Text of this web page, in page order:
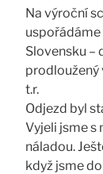
Na výroční
uspořádáme
Slovensku –
prodloužený
t.r.
Odjezd byl
Vyjeli jsme s
náladou.
když jsme